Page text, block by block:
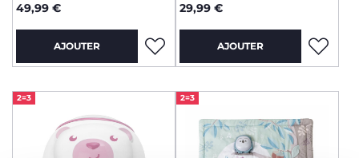
49,99 €
AJOUTER
29,99 €
AJOUTER
2=3 2=3